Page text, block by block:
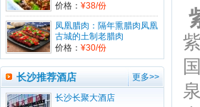
1597416****预订的美国(United States)-
美国个人旅游签证（多次）-预定1张已经
回传确认。请打印电子票前往。订单编号
为：201612****293。
1378922****预订的【私人订制】攸县酒
埠江二日游2张已经回传确认。请打印电
子票前往。订单编号为：201612****52
6。
价格： ¥38/份
凤凰腊肉：隔年熏腊肉凤凰
古城的土制老腊肉
价格： ¥30/份
更多>>
长沙推荐酒店
长沙长聚大酒店